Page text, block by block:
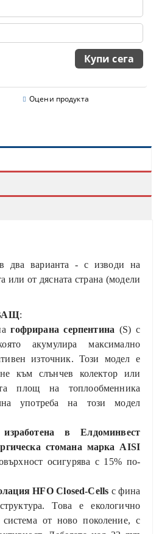
Оцени продукта
два варианта - с изводи на
или от дясната страна (модели
:
гофрирана серпентина (S) с
акумулира максимално
източник. Този модел е
към слънчев колектор или
площ на топлообменника
употреба на този модел
в Елдоминвест
стомана марка AISI
осигурява с 15% по-
HFO Closed-Cells с фина
Това е екологично
система от ново поколение, с